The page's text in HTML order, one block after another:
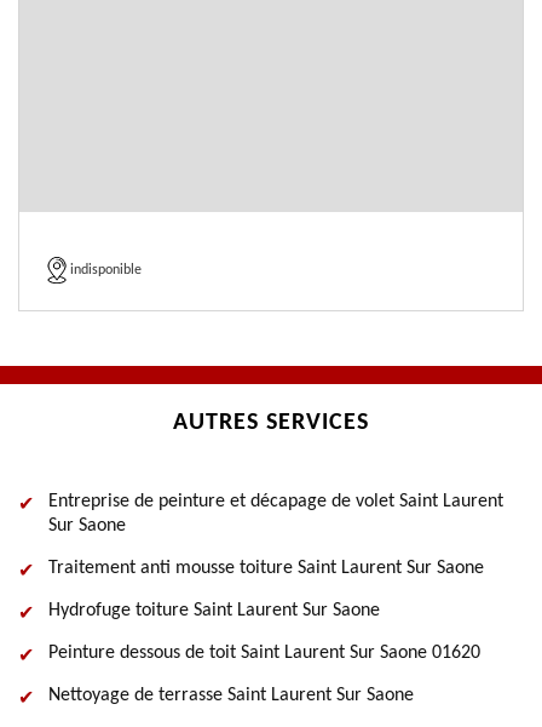
indisponible
AUTRES SERVICES
Entreprise de peinture et décapage de volet Saint Laurent
Sur Saone
Traitement anti mousse toiture Saint Laurent Sur Saone
Hydrofuge toiture Saint Laurent Sur Saone
Peinture dessous de toit Saint Laurent Sur Saone 01620
Nettoyage de terrasse Saint Laurent Sur Saone